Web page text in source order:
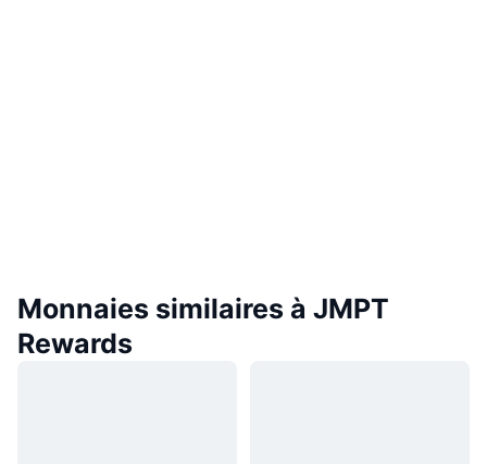
Monnaies similaires à JMPT
Rewards